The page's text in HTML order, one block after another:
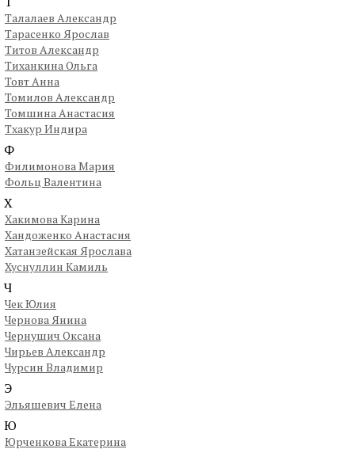
Талалаев Александр
Тарасенко Ярослав
Титов Александр
Тиханкина Ольга
Товт Анна
Томилов Александр
Томшина Анастасия
Тхакур Индира
Ф
Филимонова Мария
Фольц Валентина
Х
Хакимова Карина
Хандоженко Анастасия
Хатанзейская Ярослава
Хуснуллин Камиль
Ч
Чек Юлия
Чернова Янина
Чернушич Оксана
Чирьев Александр
Чурсин Владимир
Э
Эльяшевич Елена
Ю
Юрченкова Екатерина